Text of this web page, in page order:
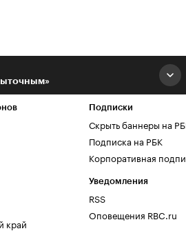
край
Подписки
Скрыть баннеры на
Подписка на РБК
Корпоративная
Уведомления
RSS
Оповещения RBC.ru